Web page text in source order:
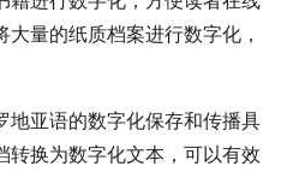
量的纸质档案进行数字化，
地亚语的数字化保存和传播具
换为数字化文本，可以有效